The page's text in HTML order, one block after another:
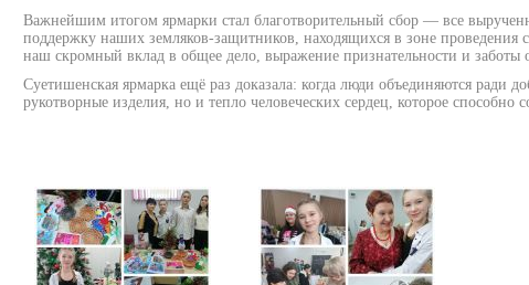
Важнейшим итогом ярмарки стал благотворительный сбор — все
поддержку наших земляков‑защитников, находящихся в зоне
наш скромный вклад в общее дело, выражение признательности и заботы
Суетишенская ярмарка ещё раз доказала: когда люди объединяются ради
рукотворные изделия, но и тепло человеческих сердец, которое способно